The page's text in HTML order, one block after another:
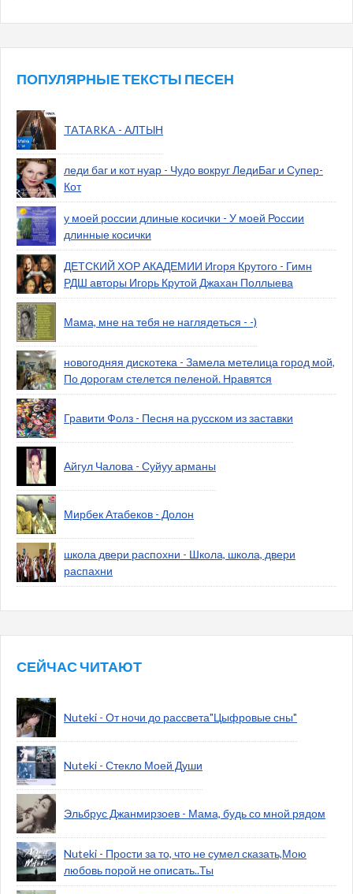
ПОПУЛЯРНЫЕ ТЕКСТЫ ПЕСЕН
TATARKA - АЛТЫН
леди баг и кот нуар - Чудо вокруг ЛедиБаг и Супер-
Кот
у моей россии длиные косички - У моей России
длинные косички
ДЕТСКИЙ ХОР АКАДЕМИИ Игоря Крутого - Гимн
РДШ авторы Игорь Крутой Джахан Поллыева
Мама, мне на тебя не наглядеться - -)
новогодняя дискотека - Замела метелица город мой,
По дорогам стелется пеленой. Нравятся
Гравити Фолз - Песня на русском из заставки
Айгул Чалова - Суйуу арманы
Мирбек Атабеков - Долон
школа двери распохни - Школа, школа, двери
распахни
СЕЙЧАС ЧИТАЮТ
Nuteki - От ночи до рассвета"Цыфровые сны"
Nuteki - Стекло Моей Души
Эльбрус Джанмирзоев - Мама, будь со мной рядом
Nuteki - Прости за то, что не сумел сказать,Мою
любовь порой не описать..Ты